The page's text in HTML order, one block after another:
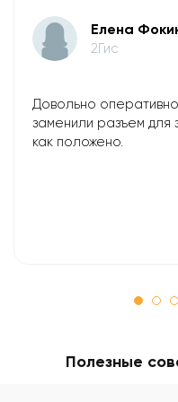
Елена
2Гис
Довольно
заменили разъем
как положено.
Полезные